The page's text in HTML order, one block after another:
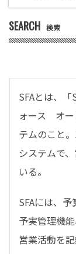
SEARCH 検索
SFAとは、
ォース オー
テムのこと
システムで
いる。
SFAには、
予実管理機
営業活動を